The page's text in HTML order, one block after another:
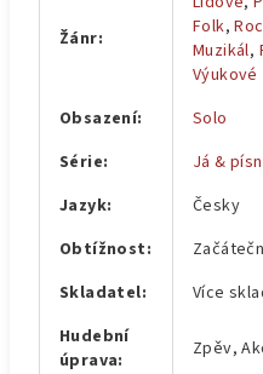
Žánr:
Folk,
Muzikál,
Výukové
Obsazení:
Solo
Série:
Já &
Jazyk:
Česky
Obtížnost:
Skladatel:
Více
Hudební
úprava: Zpěv,